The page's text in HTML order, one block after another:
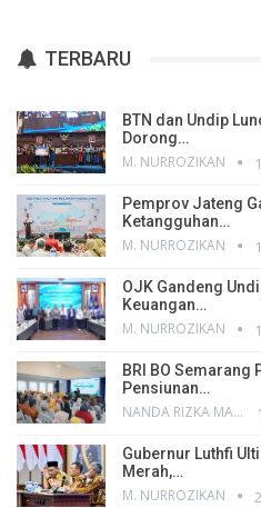
TERBARU
BTN dan Undip
Dorong…
M. NURROZIKAN
Pemprov Jateng
Ketangguhan…
M. NURROZIKAN
OJK Gandeng
Keuangan…
M. NURROZIKAN
BRI BO
Pensiunan…
NANDA RIZKA MAHENDRA
Gubernur Luthfi
Merah,…
M. NURROZIKAN